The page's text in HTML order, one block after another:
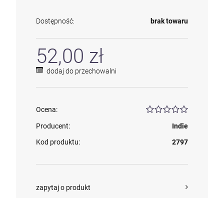
Dostępność: brak towaru
52,00 zł
dodaj do przechowalni
Ocena:
Producent:
Indie
Kod produktu:
2797
zapytaj o produkt